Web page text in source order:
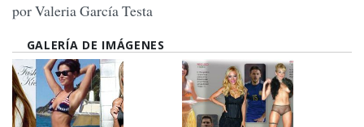
por Valeria García Testa
GALERÍA DE IMÁGENES